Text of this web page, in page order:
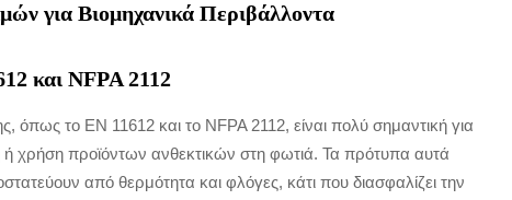
για Βιομηχανικά Περιβάλλοντα
και NFPA 2112
το EN 11612 και το NFPA 2112, είναι πολύ σημαντική για
χρήση προϊόντων ανθεκτικών στη φωτιά. Τα πρότυπα αυτά
από θερμότητα και φλόγες, κάτι που διασφαλίζει την